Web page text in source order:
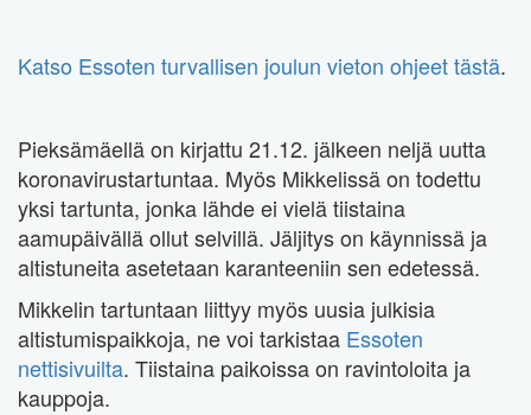
Katso Essoten turvallisen joulun vieton ohjeet tästä.
Pieksämäellä on kirjattu 21.12. jälkeen neljä uutta
koronavirustartuntaa. Myös Mikkelissä on todettu
yksi tartunta, jonka lähde ei vielä tiistaina
aamupäivällä ollut selvillä. Jäljitys on käynnissä ja
altistuneita asetetaan karanteeniin sen edetessä.
Mikkelin tartuntaan liittyy myös uusia julkisia
altistumispaikkoja, ne voi tarkistaa Essoten
nettisivuilta. Tiistaina paikoissa on ravintoloita ja
kauppoja.